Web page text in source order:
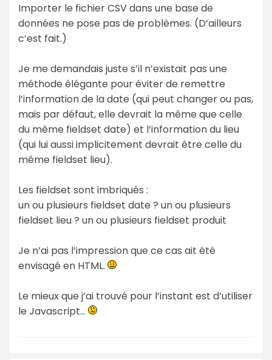
Importer le fichier CSV dans une base de
données ne pose pas de problèmes. (D’ailleurs
c’est fait.)
Je me demandais juste s’il n’existait pas une
méthode élégante pour éviter de remettre
l’information de la date (qui peut changer ou pas,
mais par défaut, elle devrait la même que celle
du même fieldset date) et l’information du lieu
(qui lui aussi implicitement devrait être celle du
même fieldset lieu).
Les fieldset sont imbriqués :
un ou plusieurs fieldset date ? un ou plusieurs
fieldset lieu ? un ou plusieurs fieldset produit
Je n’ai pas l’impression que ce cas ait été
envisagé en HTML.
Le mieux que j’ai trouvé pour l’instant est d’utiliser
le Javascript…